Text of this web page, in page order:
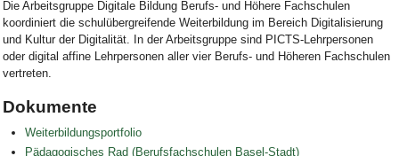
Die Arbeitsgruppe Digitale Bildung Berufs- und Höhere Fachschulen
koordiniert die schulübergreifende Weiterbildung im Bereich Digitalisierung
und Kultur der Digitalität. In der Arbeitsgruppe sind PICTS-Lehrpersonen
oder digital affine Lehrpersonen aller vier Berufs- und Höheren Fachschulen
vertreten.
Dokumente
Weiterbildungsportfolio
Pädagogisches Rad (Berufsfachschulen Basel-Stadt)